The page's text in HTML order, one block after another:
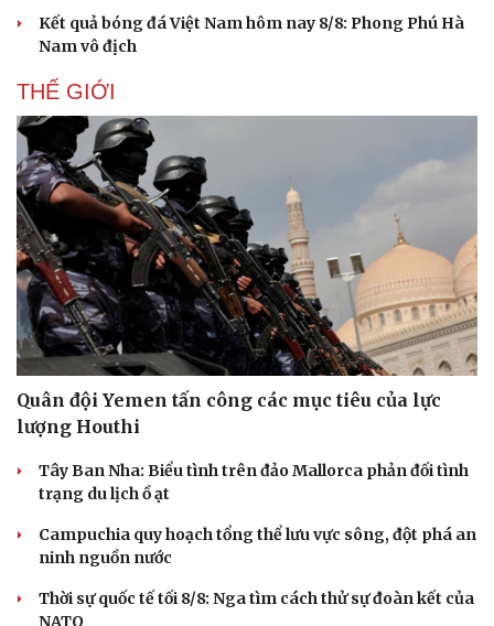
Kết quả bóng đá Việt Nam hôm nay 8/8: Phong Phú Hà
Nam vô địch
THẾ GIỚI
Quân đội Yemen tấn công các mục tiêu của lực
lượng Houthi
Tây Ban Nha: Biểu tình trên đảo Mallorca phản đối tình
trạng du lịch ồ ạt
Campuchia quy hoạch tổng thể lưu vực sông, đột phá an
ninh nguồn nước
Thời sự quốc tế tối 8/8: Nga tìm cách thử sự đoàn kết của
NATO